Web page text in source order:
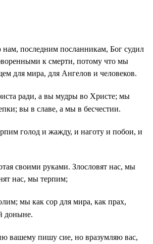
последним посланникам, Бог судил
к смерти, потому что мы
для мира, для Ангелов и человеков.
ради, а вы мудры во Христе; мы
вы в славе, а мы в бесчестии.
голод и жажду, и наготу и побои, и
своими руками. Злословят нас, мы
нас, мы терпим;
мы как сор для мира, как прах,
доныне.
вашему пишу сие, но вразумляю вас,